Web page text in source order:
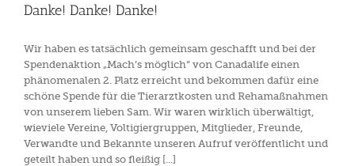
Danke! Danke! Danke!
Wir haben es tatsächlich gemeinsam geschafft und bei der
Spendenaktion „Mach’s möglich“ von Canadalife einen
phänomenalen 2. Platz erreicht und bekommen dafür eine
schöne Spende für die Tierarztkosten und Rehamaßnahmen
von unserem lieben Sam. Wir waren wirklich überwältigt,
wieviele Vereine, Voltigiergruppen, Mitglieder, Freunde,
Verwandte und Bekannte unseren Aufruf veröffentlicht und
geteilt haben und so fleißig [...]